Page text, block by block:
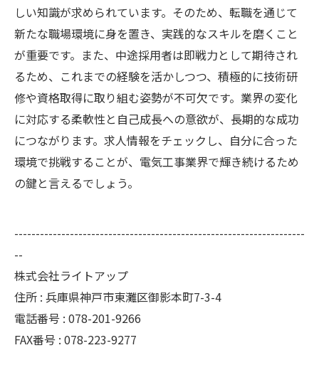
しい知識が求められています。そのため、転職を通じて
新たな職場環境に身を置き、実践的なスキルを磨くこと
が重要です。また、中途採用者は即戦力として期待され
るため、これまでの経験を活かしつつ、積極的に技術研
修や資格取得に取り組む姿勢が不可欠です。業界の変化
に対応する柔軟性と自己成長への意欲が、長期的な成功
につながります。求人情報をチェックし、自分に合った
環境で挑戦することが、電気工事業界で輝き続けるため
の鍵と言えるでしょう。
--------------------------------------------------------------------
--
株式会社ライトアップ
住所 : 兵庫県神戸市東灘区御影本町7-3-4
電話番号 : 078-201-9266
FAX番号 : 078-223-9277